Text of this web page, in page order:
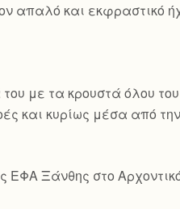
απαλό και
με τα κρουστά όλου
και κυρίως μέσα από την
Ξάνθης στο Αρχοντικό